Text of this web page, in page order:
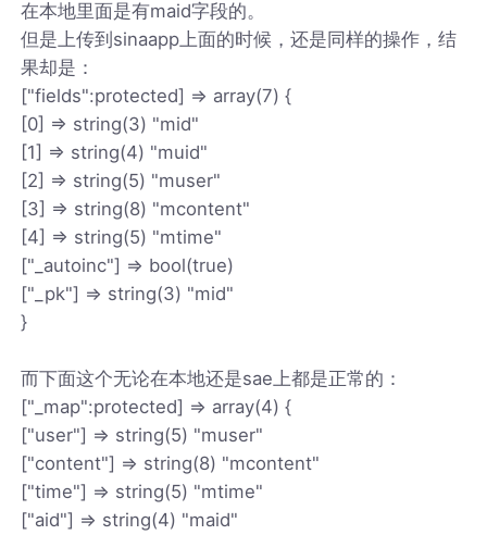
在本地里面是有maid字段的。
但是上传到sinaapp上面的时候，还是同样的操作，结
果却是：
["fields":protected] => array(7) {
[0] => string(3) "mid"
[1] => string(4) "muid"
[2] => string(5) "muser"
[3] => string(8) "mcontent"
[4] => string(5) "mtime"
["_autoinc"] => bool(true)
["_pk"] => string(3) "mid"
}
而下面这个无论在本地还是sae上都是正常的：
["_map":protected] => array(4) {
["user"] => string(5) "muser"
["content"] => string(8) "mcontent"
["time"] => string(5) "mtime"
["aid"] => string(4) "maid"